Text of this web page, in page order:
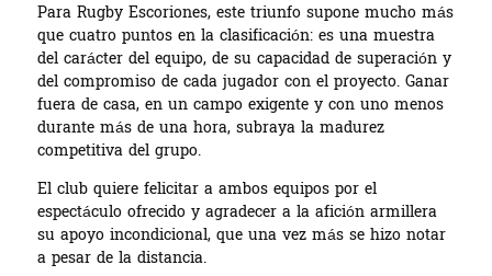
Para Rugby Escoriones, este triunfo supone mucho más
que cuatro puntos en la clasificación: es una muestra
del carácter del equipo, de su capacidad de superación y
del compromiso de cada jugador con el proyecto. Ganar
fuera de casa, en un campo exigente y con uno menos
durante más de una hora, subraya la madurez
competitiva del grupo.
El club quiere felicitar a ambos equipos por el
espectáculo ofrecido y agradecer a la afición armillera
su apoyo incondicional, que una vez más se hizo notar
a pesar de la distancia.